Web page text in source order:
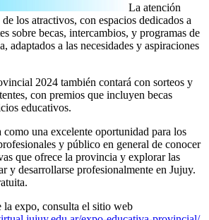
La atención
los atractivos, con espacios dedicados a
sobre becas, intercambios, y programas de
adaptados a las necesidades y aspiraciones
2024 también contará con sorteos y
con premios que incluyen becas
educativos.
como una excelente oportunidad para los
y público en general de conocer
que ofrece la provincia y explorar las
y desarrollarse profesionalmente en Jujuy.
la expo, consulta el sitio web